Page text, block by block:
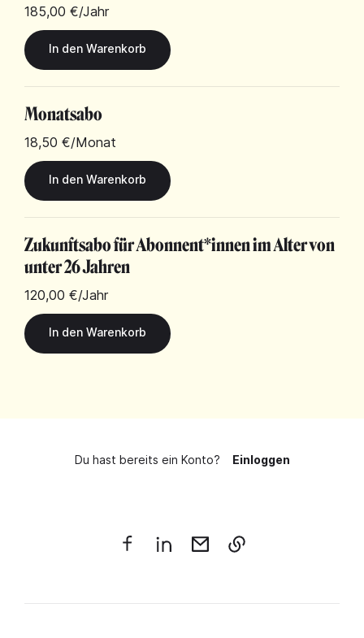
185,00 €/Jahr
Monatsabo
18,50 €/Monat
Zukunftsabo für Abonnent*innen im Alter von
unter 26 Jahren
120,00 €/Jahr
Du hast bereits ein Konto? Einloggen